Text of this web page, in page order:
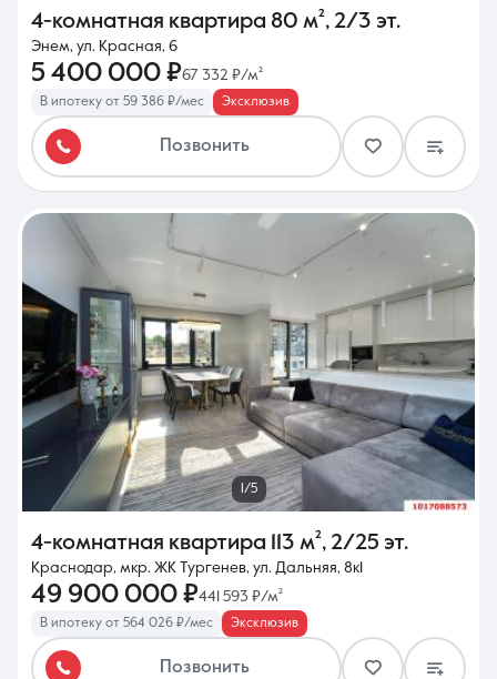
4-комнатная квартира 80 м², 2/3 эт.
Энем, ул. Красная, 6
5 400 000 ₽67 332 ₽/м²
В ипотеку от 59 386 ₽/мес Эксклюзив
Позвонить
1/5
4-комнатная квартира 113 м², 2/25 эт.
Краснодар, мкр. ЖК Тургенев, ул. Дальняя, 8к1
49 900 000 ₽441 593 ₽/м²
В ипотеку от 564 026 ₽/мес Эксклюзив
Позвонить